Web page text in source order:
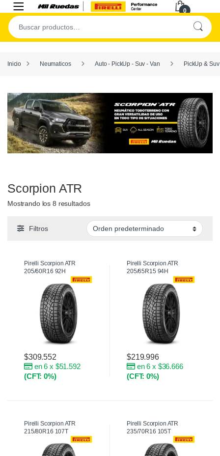
0
Inicio Neumaticos Auto - PickUp - Suv - Van PickUp & Suv
Scorpion ATR
Mostrando los 8 resultados
Filtros
Pirelli Scorpion ATR
205/60R16 92H
$309.552
en 6 x $51.592
(CFT: 0%)
Pirelli Scorpion ATR
205/65R15 94H
$219.996
en 6 x $36.666
(CFT: 0%)
Pirelli Scorpion ATR
215/80R16 107T
Pirelli Scorpion ATR
235/70R16 105T